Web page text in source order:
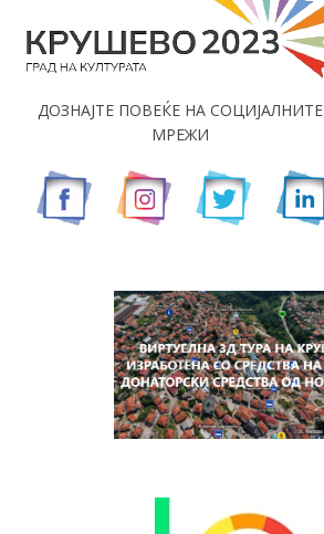
ДОЗНАЈТЕ ПОВЕЌЕ НА СОЦИЈАЛНИТЕ
МРЕЖИ